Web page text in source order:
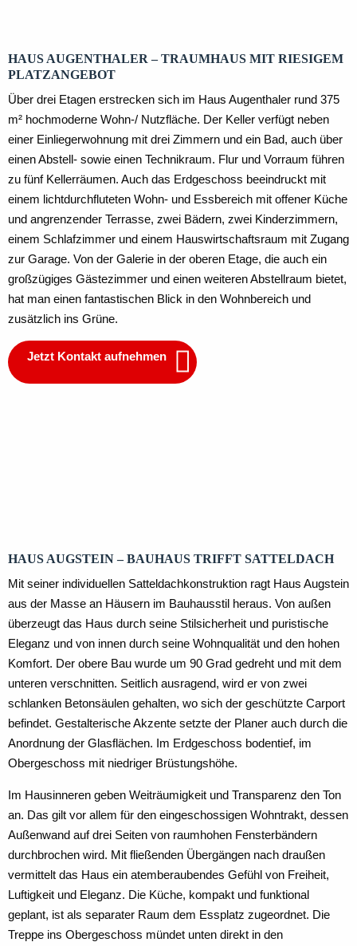
HAUS AUGENTHALER – TRAUMHAUS MIT RIESIGEM
PLATZANGEBOT
Über drei Etagen erstrecken sich im Haus Augenthaler rund 375
m² hochmoderne Wohn-/ Nutzfläche. Der Keller verfügt neben
einer Einliegerwohnung mit drei Zimmern und ein Bad, auch über
einen Abstell- sowie einen Technikraum. Flur und Vorraum führen
zu fünf Kellerräumen. Auch das Erdgeschoss beeindruckt mit
einem lichtdurchfluteten Wohn- und Essbereich mit offener Küche
und angrenzender Terrasse, zwei Bädern, zwei Kinderzimmern,
einem Schlafzimmer und einem Hauswirtschaftsraum mit Zugang
zur Garage. Von der Galerie in der oberen Etage, die auch ein
großzügiges Gästezimmer und einen weiteren Abstellraum bietet,
hat man einen fantastischen Blick in den Wohnbereich und
zusätzlich ins Grüne.
Jetzt Kontakt aufnehmen
HAUS AUGSTEIN – BAUHAUS TRIFFT SATTELDACH
Mit seiner individuellen Satteldachkonstruktion ragt Haus Augstein
aus der Masse an Häusern im Bauhausstil heraus. Von außen
überzeugt das Haus durch seine Stilsicherheit und puristische
Eleganz und von innen durch seine Wohnqualität und den hohen
Komfort. Der obere Bau wurde um 90 Grad gedreht und mit dem
unteren verschnitten. Seitlich ausragend, wird er von zwei
schlanken Betonsäulen gehalten, wo sich der geschützte Carport
befindet. Gestalterische Akzente setzte der Planer auch durch die
Anordnung der Glasflächen. Im Erdgeschoss bodentief, im
Obergeschoss mit niedriger Brüstungshöhe.
Im Hausinneren geben Weiträumigkeit und Transparenz den Ton
an. Das gilt vor allem für den eingeschossigen Wohntrakt, dessen
Außenwand auf drei Seiten von raumhohen Fensterbändern
durchbrochen wird. Mit fließenden Übergängen nach draußen
vermittelt das Haus ein atemberaubendes Gefühl von Freiheit,
Luftigkeit und Eleganz. Die Küche, kompakt und funktional
geplant, ist als separater Raum dem Essplatz zugeordnet. Die
Treppe ins Obergeschoss mündet unten direkt in den